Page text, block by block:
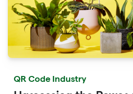
QR Code Industry